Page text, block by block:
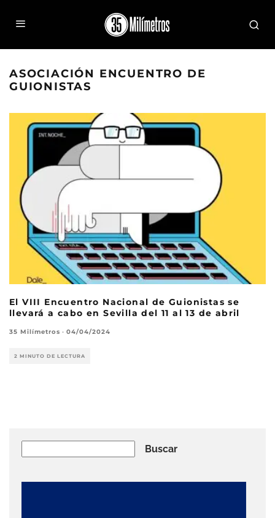
ASOCIACIÓN ENCUENTRO DE
GUIONISTAS
El VIII Encuentro Nacional de Guionistas se
llevará a cabo en Sevilla del 11 al 13 de abril
35 Milímetros · 04/04/2024
2 MINUTO DE LECTURA
Buscar